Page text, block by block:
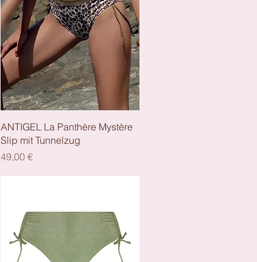
Schnellansicht
ANTIGEL La Panthère Mystère
Slip mit Tunnelzug
Preis
49,00 €